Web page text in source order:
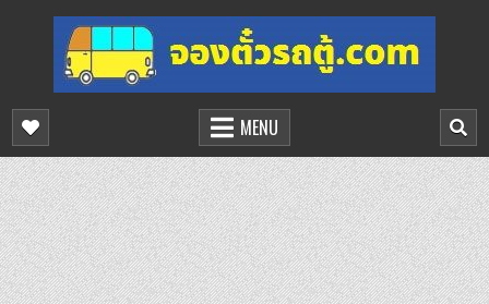
content
จองตั๋วรถตู้ออนไลน์
บริการจองตั๋วรถตู้ออนไลน์
MENU